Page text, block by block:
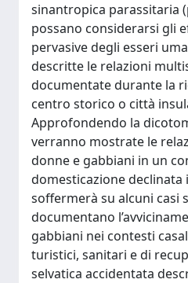
sinantropica parassitaria
possano considerarsi gli
pervasive degli esseri
descritte le relazioni
documentate durante la
centro storico o città
Approfondendo la
verranno mostrate le
donne e gabbiani in un
domesticazione declinata
soffermerà su alcuni casi
documentano
gabbiani nei contesti
turistici, sanitari e di
selvatica accidentata